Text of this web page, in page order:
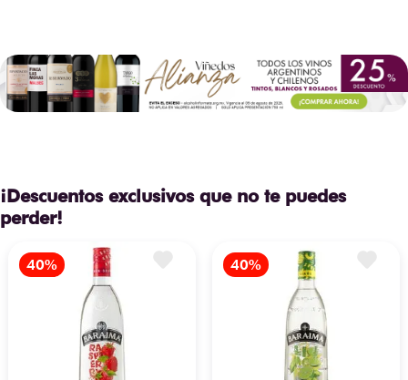
¡Descuentos exclusivos que no te puedes
perder!